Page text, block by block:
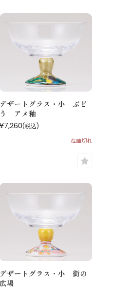
デザートグラス・小 ぶど
う アメ釉
¥7,260(税込)
在庫切れ
デザートグラス・小 街の
広場